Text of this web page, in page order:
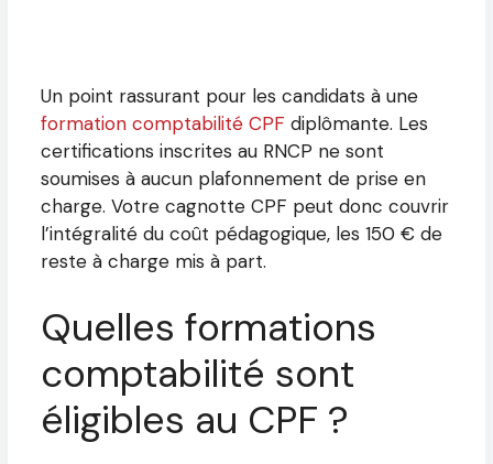
Un point rassurant pour les candidats à une
formation comptabilité CPF diplômante. Les
certifications inscrites au RNCP ne sont
soumises à aucun plafonnement de prise en
charge. Votre cagnotte CPF peut donc couvrir
l’intégralité du coût pédagogique, les 150 € de
reste à charge mis à part.
Quelles formations
comptabilité sont
éligibles au CPF ?